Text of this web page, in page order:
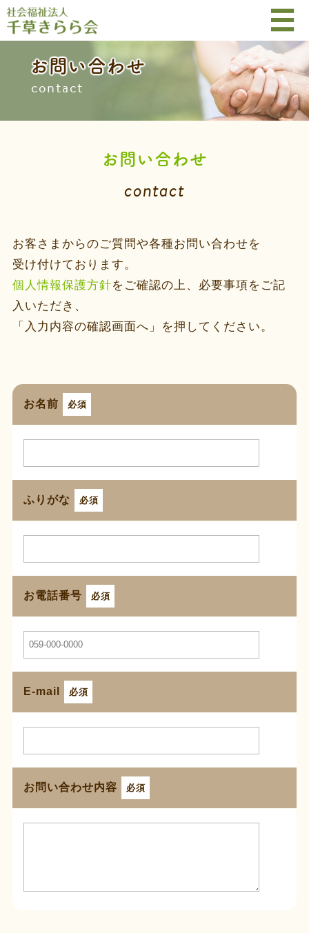
お問い合わせ
contact
お問い合わせ
contact
お客さまからのご質問や各種お問い合わせを
受け付けております。
個人情報保護方針をご確認の上、必要事項をご記
入いただき、
「入力内容の確認画面へ」を押してください。
お名前 必須
ふりがな 必須
お電話番号 必須
E-mail 必須
お問い合わせ内容 必須